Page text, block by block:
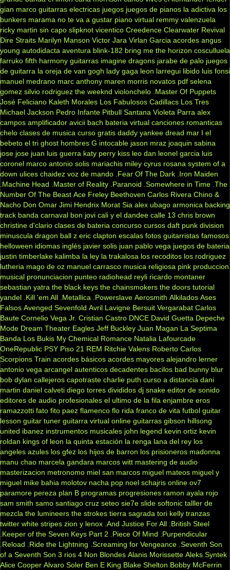
gian marco guitarras electricas juegos juegos de pianos la adictiva los
bunkers marama no te va a gustar piano virtual remmy valenzuela
ricky martin sin capo slipknot vicentico Creedence Clearwater Revival
Dire Straits Marilyn Manson Victor Jara Virlan Garcia acordes angus
young autodidacta aventura blink-182 bring me the horizon cosculluela
farruko fifth harmony guitarras imagine dragons jarabe de palo juegos
de guitarra la oreja de van gogh lady gaga leon larregui libido luis fonsi
manuel medrano marc anthony maren morris novatos pdf selena
gomez silvio rodriguez the weeknd violonchelo .Master Of Puppets
José Feliciano Kaleth Morales Los Fabulosos Cadillacs Los Tres
Michael Jackson Pedro Infante Pitbull Santana Violeta Parra alex
campos amplificador avicii bach bateria virtual canciones romanticas
chelo clases de musica curso gratis daddy yankee dread mar I el
bebeto el tri ghost hombres G intocable jason mraz joaquin sabina
jose jose juan luis guerra katy perry kiss leo dan leonel garcia luis
coronel marco antonio solis mariachis miley cyrus rosana system of a
down ulices chaidez voz de mando .Fear Of The Dark .Iron Maiden
.Machine Head
.Master of Reality .Paranoid .Somewhere in Time .The
Number Of The Beast Ace Freley Beethoven Carlos Rivera Chino &
Nacho Don Omar Jimi Hendrix Morat Sia alex ubago armonica backing
track banda carnaval bon jovi cali y el dandee calle 13 chris brown
christine d'clario clases de bateria concurso cursos daft punk division
minuscula dragon ball z eric clapton escalas fotos guitarristas famosos
helloween idiomas inglés javier solis juan pablo vega juegos de bateria
justin timberlake kalimba la ley la trakalosa los recoditos los rodriguez
lutheria mago de oz manuel carrasco musica religiosa pink produccion
musical pronunciacion punteo radiohead reyli ricardo montaner
sebastian yatra the black keys the chainsmokers the doors tutorial
yandel .Kill 'em All .Metallica .Powerslave Aerosmith Alkilados Ases
Falsos Avenged Sevenfold Avril Lavigne Bersuit Vergarabat Carlos
Baute Cornelio Vega Jr. Cristian Castro DNCE David Guetta Depeche
Mode Dream Theater Eagles Jeff Buckley Juan Magan La Septima
Banda Los Bukis My Chemical Romance Natalia Lafourcade
OneRepublic PSY Piso 21 REM Ritchie Valens Roberto Carlos
Scorpions Train acordes básicos acordes mayores alejandro lerner
antonio vega arcangel autenticos decadentes bacilos bad bunny blur
bob dylan callejeros capotraste charlie puth curso a distancia dani
martin daniel calveti diego torres divididos dj snake editor de sonido
editores de audio profesionales el ultimo de la fila enjambre eros
ramazzotti fato fito paez flamenco flo rida franco de vita futbol guitar
lesson guitar tuner guitarra virtual online guitarras gibson hillsong
united ibanez instrumentos musicales john legend kevin ortiz kevin
roldan kings of leon la quinta estación la renga lana del rey los
angeles azules los gfez los hijos de barron los prisioneros madonna
manu chao marcela gandara marcos witt mastering de audio
masterizacion metronomo miel san marcos miguel mateos miguel y
miguel mike bahia molotov nacha pop noel schajris online ov7
paramore pereza plan B programas progresiones ramon ayala rojo
sam smith samo santiago cruz seteo sie7e slide softonic talller de
mezcla the lumineers the strokes tierra sagrada tori kelly tranzas
twitter white stripes zion y lenox .And Justice For All .British Steel
.Keeper of the Seven Keys Part 2
.Piece Of Mind
.Purpendicular
.Reload
.Ride the Lightning .Screaming for Vengeance .Seventh Son
of a Seventh Son 3 rios 4 Non Blondes Alanis Morissette Aleks Syntek
Alice Cooper Alvaro Soler Ben E King Blake Shelton Bobby McFerrin